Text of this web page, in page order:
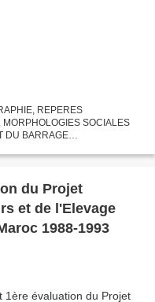
REPERES
SOCIALES
DU BARRAGE
du Projet
et de l'Elevage
1988-1993